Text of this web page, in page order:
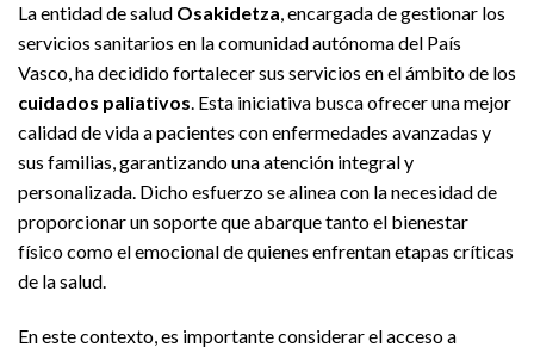
La entidad de salud Osakidetza, encargada de gestionar los
servicios sanitarios en la comunidad autónoma del País
Vasco, ha decidido fortalecer sus servicios en el ámbito de los
cuidados paliativos. Esta iniciativa busca ofrecer una mejor
calidad de vida a pacientes con enfermedades avanzadas y
sus familias, garantizando una atención integral y
personalizada. Dicho esfuerzo se alinea con la necesidad de
proporcionar un soporte que abarque tanto el bienestar
físico como el emocional de quienes enfrentan etapas críticas
de la salud.
En este contexto, es importante considerar el acceso a